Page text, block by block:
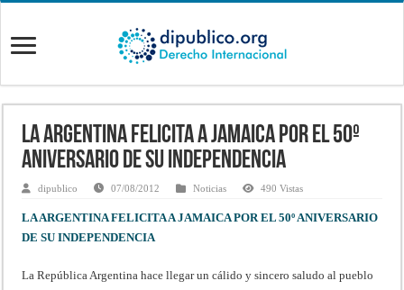
LA ARGENTINA FELICITA A JAMAICA POR EL 50º
ANIVERSARIO DE SU INDEPENDENCIA
dipublico 07/08/2012 Noticias 490 Vistas
LA ARGENTINA FELICITA A JAMAICA POR EL 50º ANIVERSARIO
DE SU INDEPENDENCIA
La República Argentina hace llegar un cálido y sincero saludo al pueblo